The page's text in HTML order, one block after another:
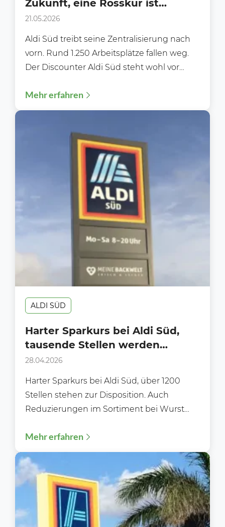
Zukunft, eine Rosskur ist
angesagt!
21.05.2026
Aldi Süd treibt seine Zentralisierung nach
vorn. Rund 1.250 Arbeitsplätze fallen weg.
Der Discounter Aldi Süd steht wohl vor
Mehr erfahren
ALDI SÜD
Harter Sparkurs bei Aldi Süd,
tausende Stellen werden
gestrichen
28.04.2026
Harter Sparkurs bei Aldi Süd, über 1200
Stellen stehen zur Disposition. Auch
Reduzierungen im Sortiment bei Wurst
Mehr erfahren